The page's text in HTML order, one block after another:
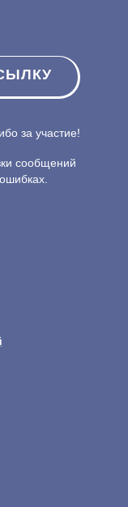
за участие!
сообщений